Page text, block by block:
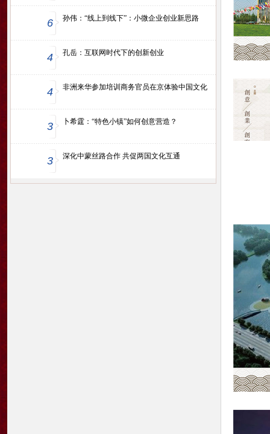
6 孙伟：“线上到线下”：小微企业创业新思路
4 孔岳：互联网时代下的创新创业
4 非洲来华参加培训商务官员在京体验中国文化
3 卜希霆：“特色小镇”如何创意营造？
3 深化中蒙丝路合作 共促两国文化互通